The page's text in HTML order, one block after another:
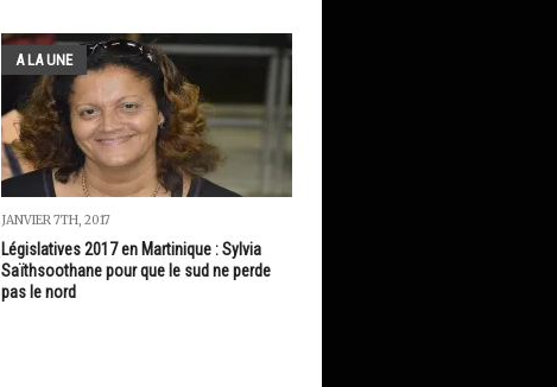
A LA UNE
JANVIER 7TH, 2017
Législatives 2017 en Martinique : Sylvia
Saïthsoothane pour que le sud ne perde
pas le nord